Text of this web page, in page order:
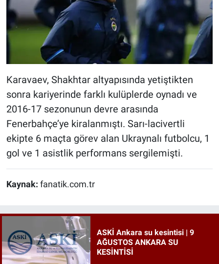
Karavaev, Shakhtar altyapısında yetiştikten
sonra kariyerinde farklı kulüplerde oynadı ve
2016-17 sezonunun devre arasında
Fenerbahçe’ye kiralanmıştı. Sarı-lacivertli
ekipte 6 maçta görev alan Ukraynalı futbolcu, 1
gol ve 1 asistlik performans sergilemişti.
Kaynak: fanatik.com.tr
ASKİ Ankara su kesintisi | 9
AĞUSTOS ANKARA SU
KESİNTİSİ